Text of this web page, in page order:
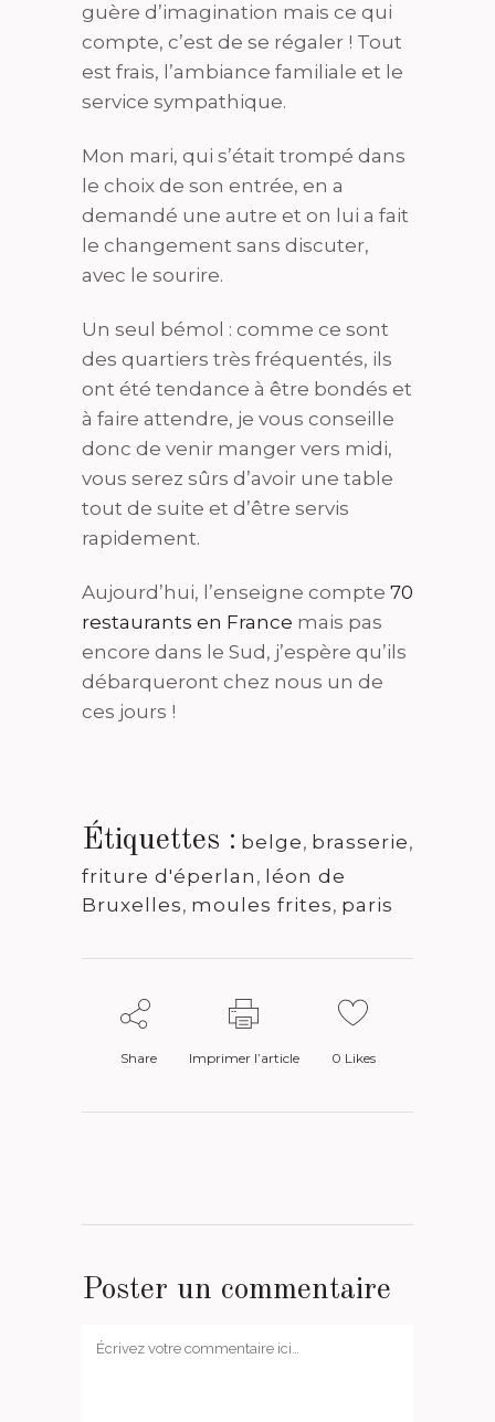
guère d’imagination mais ce qui
compte, c’est de se régaler ! Tout
est frais, l’ambiance familiale et le
service sympathique.
Mon mari, qui s’était trompé dans
le choix de son entrée, en a
demandé une autre et on lui a fait
le changement sans discuter,
avec le sourire.
Un seul bémol : comme ce sont
des quartiers très fréquentés, ils
ont été tendance à être bondés et
à faire attendre, je vous conseille
donc de venir manger vers midi,
vous serez sûrs d’avoir une table
tout de suite et d’être servis
rapidement.
Aujourd’hui, l’enseigne compte 70
restaurants en France mais pas
encore dans le Sud, j’espère qu’ils
débarqueront chez nous un de
ces jours !
Étiquettes : belge, brasserie,
friture d'éperlan , léon de
Bruxelles, moules frites, paris
Share Imprimer l’article 0 Likes
Poster un commentaire